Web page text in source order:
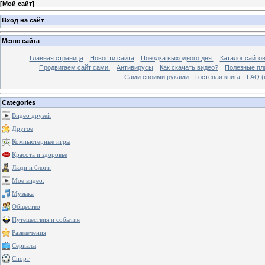
[Мой сайт]
Вход на сайт
Меню сайта
Главная страница Новости сайта Поездка выходного дня.
Каталог сайтов
Продвигаем сайт сами.
Антивирусы Как скачать видео?
Полезные
Сами своими руками
Гостевая книга FAQ
Categories
Видео друзей
Другое
Компьютерные игры
Красота и здоровье
Люди и блоги
Мое видео.
Музыка
Общество
Путешествия и события
Развлечения
Сериалы
Спорт